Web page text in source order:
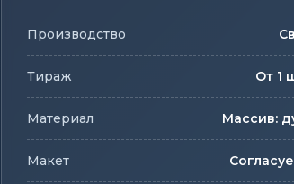
Производство
Тираж От 1
Материал Массив:
Макет